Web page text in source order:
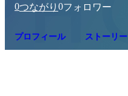
0つながり 0フォロワー
プロフィール ストーリー